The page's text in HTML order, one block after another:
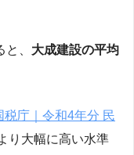
と、 大成建設の平均
税庁｜令和4年分 民
り大幅に高い水準